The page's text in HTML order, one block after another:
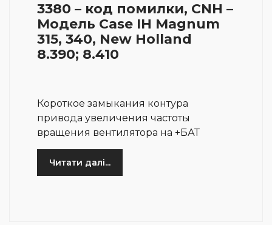
3380 – код помилки, CNH –
Модель Case IH Magnum
315, 340, New Holland
8.390; 8.410
Короткое замыкания контура
привода увеличения частоты
вращения вентилятора на +БАТ
Читати далі...